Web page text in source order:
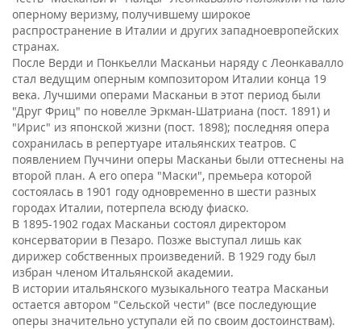
оперному веризму, получившему широкое
распространение в Италии и других западноевропейских
странах.
После Верди и Понкьелли Масканьи наряду с Леонкавалло
стал ведущим оперным композитором Италии конца 19
века. Лучшими операми Масканьи в этот период были
"Друг Фриц" по новелле Эркман-Шатриана (пост. 1891) и
"Ирис" из японской жизни (пост. 1898); последняя опера
сохранилась в репертуаре итальянских театров. С
появлением Пуччини оперы Масканьи были оттеснены на
второй план. А его опера "Маски", премьера которой
состоялась в 1901 году одновременно в шести разных
городах Италии, потерпела всюду фиаско.
В 1895-1902 годах Масканьи состоял директором
консерватории в Пезаро. Позже выступал лишь как
дирижер собственных произведений. В 1929 году был
избран членом Итальянской академии.
В истории итальянского музыкального театра Масканьи
остается автором "Сельской чести" (все последующие
оперы значительно уступали ей по своим достоинствам).